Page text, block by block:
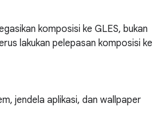
komposisi ke GLES, bukan
lakukan pelepasan komposisi ke
jendela aplikasi, dan wallpaper